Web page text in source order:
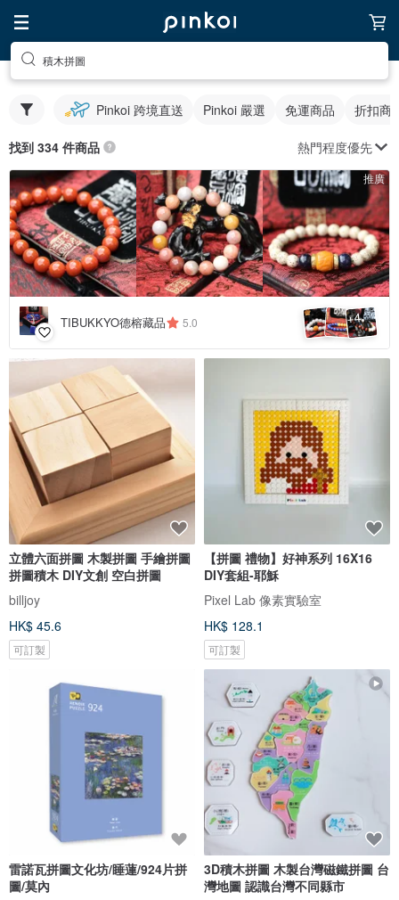
積木拼圖
Pinkoi 跨境直送 Pinkoi 嚴選 免運商品 折扣商
找到 334 件商品 熱門程度優先
推廣
TIBUKKYO德榕藏品 5.0 +4
立體六面拼圖 木製拼圖 手繪拼圖
拼圖積木 DIY文創 空白拼圖
billjoy
HK$ 45.6
可訂製
【拼圖 禮物】好神系列 16X16
DIY套組-耶穌
Pixel Lab 像素實驗室
HK$ 128.1
可訂製
雷諾瓦拼圖文化坊/睡蓮/924片拼
圖/莫內
3D積木拼圖 木製台灣磁鐵拼圖 台
灣地圖 認識台灣不同縣市